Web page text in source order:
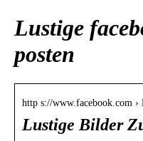
Lustige
posten
http s://www.facebook.com ›
Lustige Bilder